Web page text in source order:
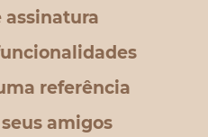
assinatura
referência
amigos